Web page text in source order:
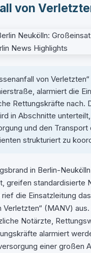
von
von Verletzten“
alarmiert die
Rettungskräfte nach.
in Abschnitte
und den
strukturiert zu
in Berlin-
greifen standardisierte
die Einsatzleitung
Verletzten“ (MANV)
Notärzte,
alarmiert
einer großen